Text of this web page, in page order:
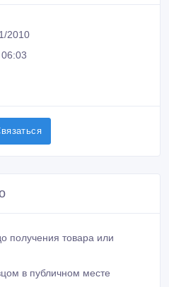
2010
получения товара или
в публичном месте